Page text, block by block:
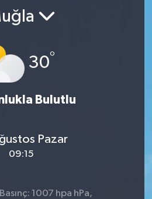
30°
Bulutlu
Pazar
09:15
1007 hpa hPa,